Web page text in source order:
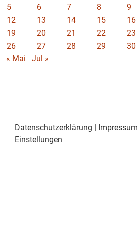
5
6 7 8 9
12
13 14 15 16
19
20 21 22 23
26
27 28 29
30
« Mai
Jul »
Datenschutzerklärung Impressum
Einstellungen